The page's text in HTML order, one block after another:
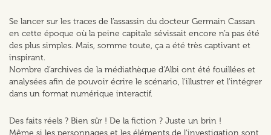
Se lancer sur les traces de l’assassin du docteur Germain Cassan
en cette époque où la peine capitale sévissait encore n’a pas été
des plus simples. Mais, somme toute, ça a été très captivant et
inspirant.
Nombre d’archives de la médiathèque d’Albi ont été fouillées et
analysées afin de pouvoir écrire le scénario, l’illustrer et l’intégrer
dans un format numérique interactif.
Des faits réels ? Bien sûr ! De la fiction ? Juste un brin !
Même si les personnages et les éléments de l’investigation sont